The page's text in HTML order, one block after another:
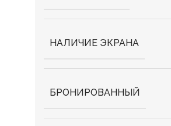
НАЛИЧИЕ ЭКРАНА
БРОНИРОВАННЫЙ